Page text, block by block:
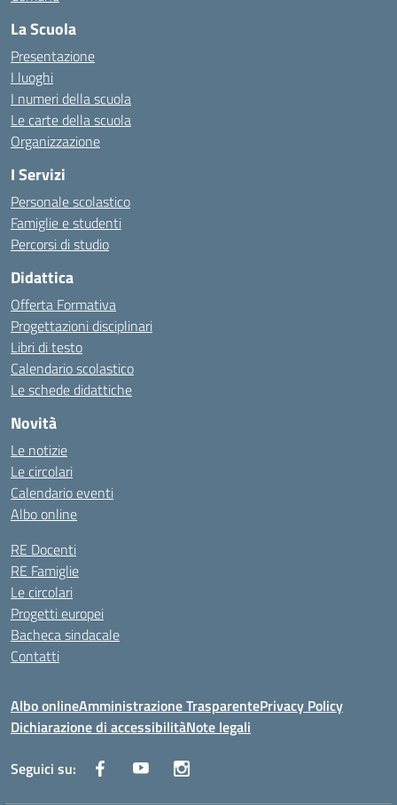
La Scuola
Presentazione
I luoghi
I numeri della scuola
Le carte della scuola
Organizzazione
I Servizi
Personale scolastico
Famiglie e studenti
Percorsi di studio
Didattica
Offerta Formativa
Progettazioni disciplinari
Libri di testo
Calendario scolastico
Le schede didattiche
Novità
Le notizie
Le circolari
Calendario eventi
Albo online
RE Docenti
RE Famiglie
Le circolari
Progetti europei
Bacheca sindacale
Contatti
Albo onlineAmministrazione TrasparentePrivacy Policy
Dichiarazione di accessibilitàNote legali
Seguici su: